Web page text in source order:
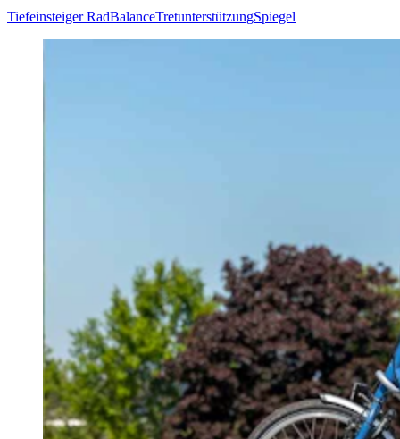
Tiefeinsteiger RadBalanceTretunterstützungSpiegel